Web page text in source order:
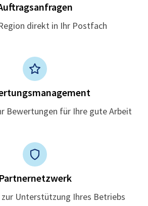
direkt in Ihr Postfach
Bewertungen für Ihre gute Arbeit
Partnernetzwerk
Unterstützung Ihres Betriebs